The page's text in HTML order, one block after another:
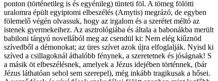
ponton (történetileg is és egyénileg) tünteti föl. A tömeg fölötti
uralomra épült egyiptomi elbeszélés (Amytis) megrázó, de egyben
fölemelő végén olvassuk, hogy az irgalom és a szerétet méltó az
istenek gyermekeihez. Az asztrológiába és általa a babonákba merült
babiloni tárgyú novellából meg az csendül ki: Nem elég kiűznöd
szívedből a démonokat; az üres szívet azok újra elfoglalják. Nyisd ki
szíved a csillagoknál áthalóbb fénynek, a szeretetnek és jóságnak! S
a másik öt elbeszélésnek, amelyek a Jézus idejében történnek, (bár
Jézus láthatóan sehol sem szerepel), még inkább tragikusak a hősei.